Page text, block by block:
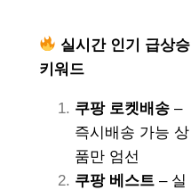
실시간 인기 급상승
키워드
쿠팡 로켓배송 –
즉시배송 가능 상
품만 엄선
쿠팡 베스트 – 실